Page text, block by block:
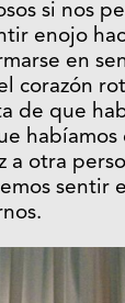
si nos
enojo
en
corazón
de que
a otra
sentir